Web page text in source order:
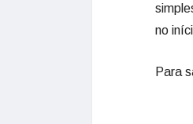
no
Para